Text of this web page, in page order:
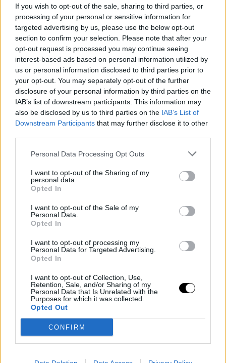
If you wish to opt-out of the sale, sharing to third parties, or
processing of your personal or sensitive information for
targeted advertising by us, please use the below opt-out
section to confirm your selection. Please note that after your
opt-out request is processed you may continue seeing
interest-based ads based on personal information utilized by
us or personal information disclosed to third parties prior to
your opt-out. You may separately opt-out of the further
disclosure of your personal information by third parties on the
IAB’s list of downstream participants. This information may
also be disclosed by us to third parties on the IAB’s List of
Downstream Participants that may further disclose it to other
Personal Data Processing Opt Outs
I want to opt-out of the Sharing of my
personal data.
Opted In
I want to opt-out of the Sale of my
Personal Data.
Opted In
I want to opt-out of processing my
Personal Data for Targeted Advertising.
Opted In
I want to opt-out of Collection, Use,
Retention, Sale, and/or Sharing of my
Personal Data that Is Unrelated with the
Purposes for which it was collected.
Opted Out
CONFIRM
Τέλος, μπορείτε να χρησιμοποιήσετε το lip and cheek προϊόν
ωςκραγιόν. Εφαρμόστε το απευθείας στα χείλη σας ή
απλώστε το με ένα πινέλο ή μία μπατονέτα.
Το αποτέλεσμα θα είναι έναlight,fresh, άκρως ανοιξιάτικο
makeup look, το οποίο μπορεί να γίνει με ένα μόνο προϊόν. Στο
κολάζ που ακολουθεί σας έχουμε κάποιες επιλογές, οι οποίες
κυκλοφορούν σε διάφορες αποχρώσεις.
Armani Beauty Luminous Silk Cheek Tint
Elizabeth Arden Eight Hour Cream Skin Protectant
Fenty Beauty Match Stix Color-Adaptive Cheek + Lipstick
Milk Makeup Cooling Water Jelly Tint Lip + Cheek Blush Stain
BEAUTY
Gua Sha: Τι είναι και πώς